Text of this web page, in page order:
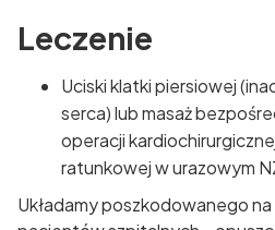
Leczenie
Uciski klatki piersiowej
serca) lub masaż
operacji
ratunkowej w urazowym
Układamy poszkodowanego